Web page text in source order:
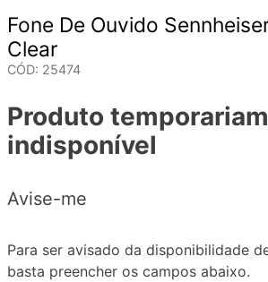
Fone De Ouvido
Clear
CÓD: 25474
Produto
indisponível
Avise-me
Para ser avisado da disponibilidade
basta preencher os campos abaixo.